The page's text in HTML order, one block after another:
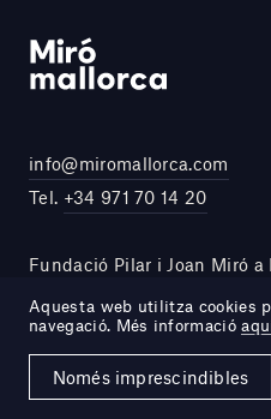
info@miromallorca.com
Tel. +34 971 70 14 20
Fundació Pilar i Joan Miró a
Carrer de Saridakis, 29
07015 Palma, Illes Balears
Aquesta web utilitza cookies
navegació. Més informació
Només imprescindibles